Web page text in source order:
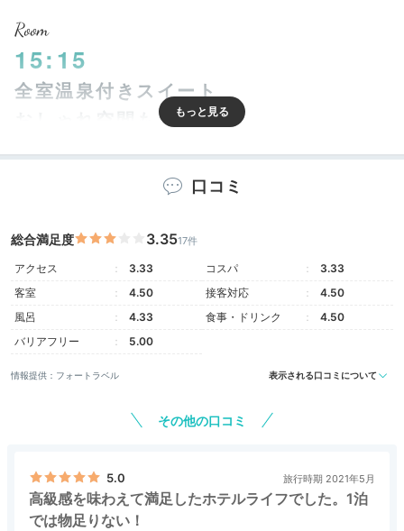
Room
15:15
全室温泉付きスイート
おしゃれ空間も魅力的
。プライベート感たっぷりの温泉浴を楽しめます
よ。「スタイリッシュスイート」や「プレミアムスイー
口コミ
総合満足度 3.3517件
アクセス 3.33 コスパ
3.33
客室
4.50 接客対応
4.50
風呂
4.33 食事・ドリンク
4.50
バリアフリー
5.00
情報提供：フォートラベル 表示される口コミについて
その他の口コミ
5.0 旅行時期 2021年5月
高級感を味わえて満足したホテルライフでした。1泊
では物足りない！